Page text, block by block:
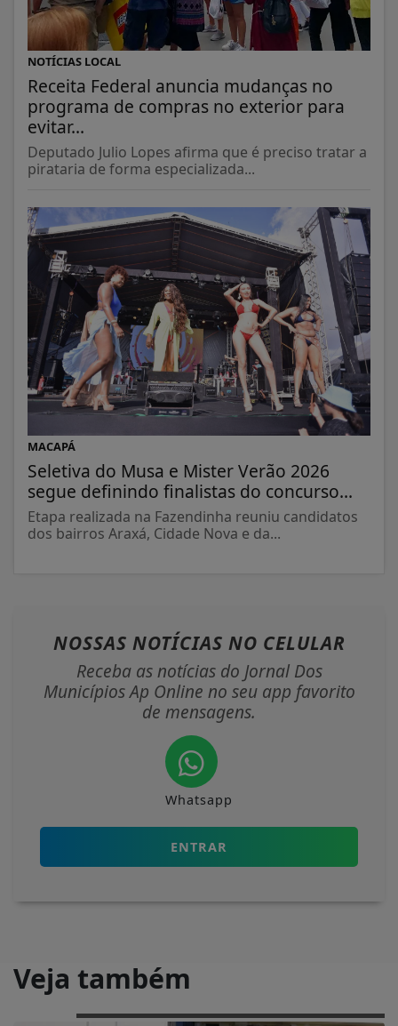
NOTÍCIAS LOCAL
Receita Federal anuncia mudanças no
programa de compras no exterior para
evitar...
Deputado Julio Lopes afirma que é preciso tratar a
pirataria de forma especializada...
MACAPÁ
Seletiva do Musa e Mister Verão 2026
segue definindo finalistas do concurso...
Etapa realizada na Fazendinha reuniu candidatos
dos bairros Araxá, Cidade Nova e da...
NOSSAS NOTÍCIAS NO CELULAR
Receba as notícias do Jornal Dos
Municípios Ap Online no seu app favorito
de mensagens.
Whatsapp
ENTRAR
Veja também